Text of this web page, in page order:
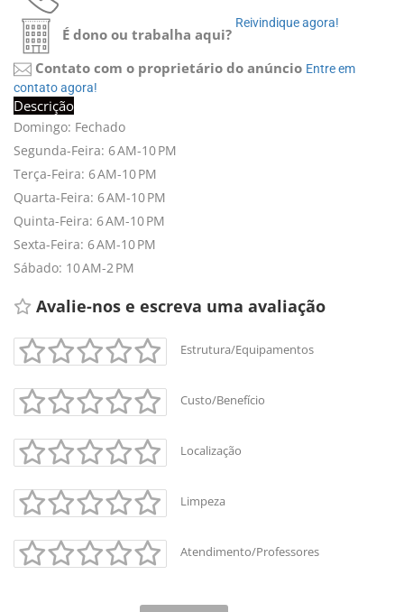
É dono ou trabalha aqui?
Reivindique agora!
Contato com o proprietário do anúncio Entre em
contato agora!
Descrição
Domingo: Fechado
Segunda-Feira: 6 AM-10 PM
Terça-Feira: 6 AM-10 PM
Quarta-Feira: 6 AM-10 PM
Quinta-Feira: 6 AM-10 PM
Sexta-Feira: 6 AM-10 PM
Sábado: 10 AM-2 PM
Avalie-nos e escreva uma avaliação
Estrutura/Equipamentos
Custo/Benefício
Localização
Limpeza
Atendimento/Professores